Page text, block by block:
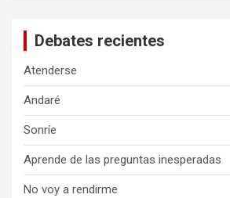
Debates recientes
Atenderse
Andaré
Sonríe
Aprende de las preguntas inesperadas
No voy a rendirme